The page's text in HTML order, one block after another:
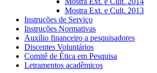
Mostra Ext. e Cult. 2013
Instruções de Serviço
Instruções Normativas
Auxílio financeiro a pesquisadores
Discentes Voluntários
Comitê de Ética em Pesquisa
Letramentos acadêmicos